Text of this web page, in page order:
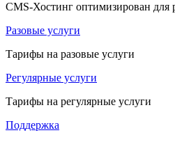
CMS-Хостинг оптимизирован
Разовые услуги
Тарифы на разовые услуги
Регулярные услуги
Тарифы на регулярные услуги
Поддержка